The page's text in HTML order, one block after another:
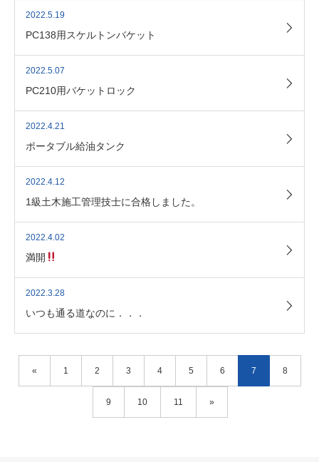
2022.5.19
PC138用スケルトンバケット
2022.5.07
PC210用バケットロック
2022.4.21
ポータブル給油タンク
2022.4.12
1級土木施工管理技士に合格しました。
2022.4.02
満開
2022.3.28
いつも通る道なのに．．．
« 1 2 3 4 5 6 7 8
9 10 11 »